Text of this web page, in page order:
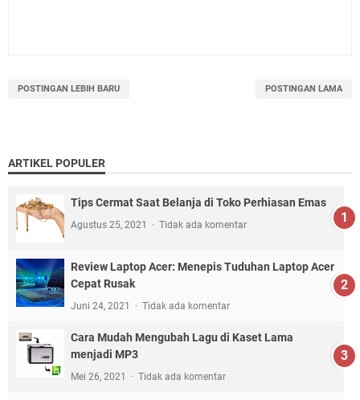
POSTINGAN LEBIH BARU POSTINGAN LAMA
ARTIKEL POPULER
Tips Cermat Saat Belanja di Toko Perhiasan Emas
Agustus 25, 2021 Tidak ada komentar
Review Laptop Acer: Menepis Tuduhan Laptop Acer
Cepat Rusak
Juni 24, 2021 Tidak ada komentar
Cara Mudah Mengubah Lagu di Kaset Lama
menjadi MP3
Mei 26, 2021 Tidak ada komentar